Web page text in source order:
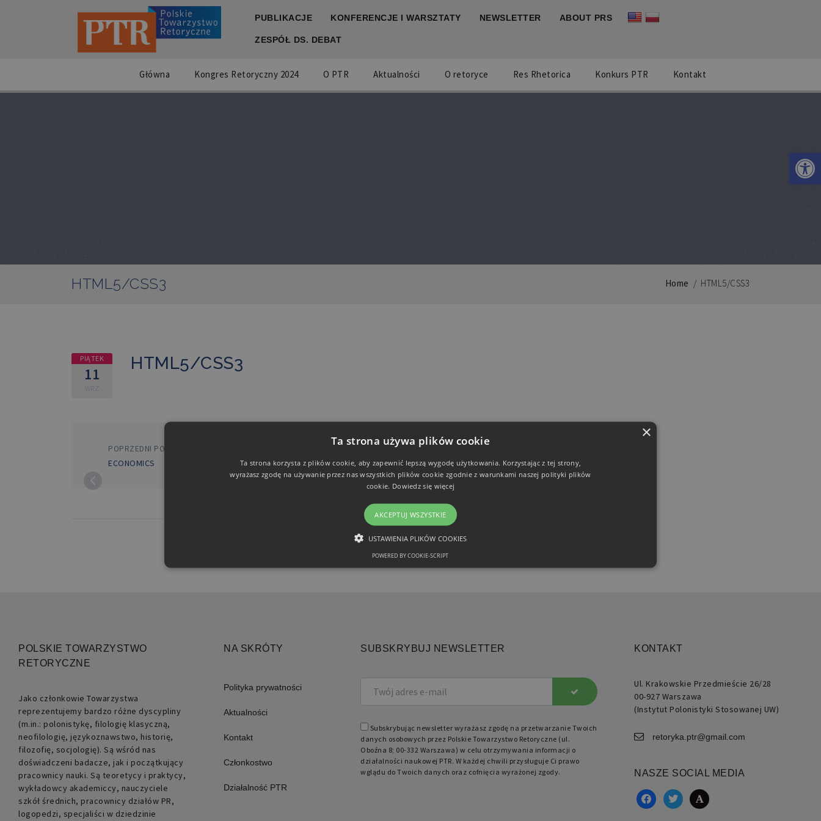
PUBLIKACJE KONFERENCJE I WARSZTATY NEWSLETTER ABOUT PRS
ZESPÓŁ DS. DEBAT
Główna Kongres Retoryczny 2024 O PTR Aktualności O retoryce Res Rhetorica Konkurs PTR Kontakt
HTML5/CSS3 Home / HTML5/CSS3
PIĄTEK
11
WRZ
HTML5/CSS3
POPRZEDNI POST
ECONOMICS SEO BASE BUILT IN
POLSKIE TOWARZYSTWO
RETORYCZNE
Jako członkowie Towarzystwa
reprezentujemy bardzo różne dyscypliny
(m.in.: polonistykę, filologię klasyczną,
neofilologię, językoznawstwo, historię,
filozofię, socjologię). Są wśród nas
doświadczeni badacze, jak i początkujący
pracownicy nauki. Są teoretycy i praktycy,
wykładowcy akademiccy, nauczyciele
szkół średnich, pracownicy działów PR,
logopedzi, specjaliści w dziedzinie
NA SKRÓTY
Polityka prywatności
Aktualności
Kontakt
Członkostwo
Działalność PTR
SUBSKRYBUJ NEWSLETTER
Subskrybując newsletter wyrażasz zgodę na przetwarzanie Twoich
danych osobowych przez Polskie Towarzystwo Retoryczne (ul.
Oboźna 8; 00-332 Warszawa) w celu otrzymywania informacji o
działalności naukowej PTR. W każdej chwili przysługuje Ci prawo
wglądu do Twoich danych oraz cofnięcia wyrażonej zgody.
KONTAKT
Ul. Krakowskie Przedmieście 26/28
00-927 Warszawa
(Instytut Polonistyki Stosowanej UW)
retoryka.ptr@gmail.com
NASZE SOCIAL MEDIA
facebooktwitter academia
×
Ta strona używa plików cookie
Ta strona korzysta z plików cookie, aby zapewnić lepszą wygodę użytkowania. Korzystając z tej strony,
wyrażasz zgodę na używanie przez nas wszystkich plików cookie zgodnie z warunkami naszej polityki plików
cookie. Dowiedz się więcej
AKCEPTUJ WSZYSTKIE
USTAWIENIA PLIKÓW COOKIES
kontem. Bez niezbędnych plików cookie nie można prawidłowo korzystać ze strony internetowej.
retoryka.edu.pl
Cookie generowane przez
aplikacje oparte na języku PHP.
Jest to identyfikator ogólnego
użytkownika. Zwykle jest to
liczba generowana losowo,
sposób jej użycia może być
specyficzny dla witryny, ale
dobrym przykładem jest
utrzymywanie statusu
POWERED BY COOKIE-SCRIPT